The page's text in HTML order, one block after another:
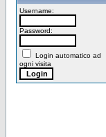
Username:
Password:
Login automatico ad
ogni visita